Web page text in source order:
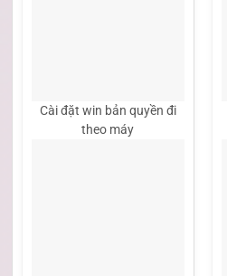
Cài đặt win bản quyền đi
theo máy